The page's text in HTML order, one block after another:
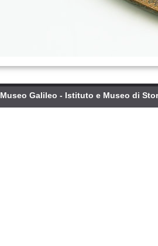
Museo Galileo - Istituto e Museo di